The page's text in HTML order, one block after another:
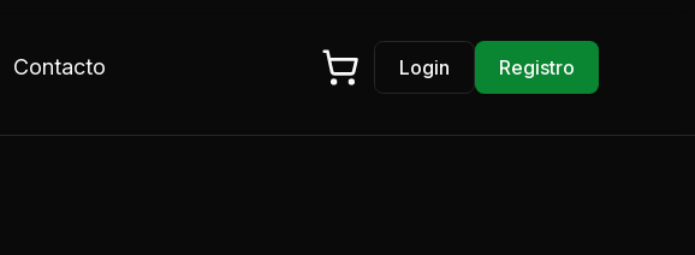
Contacto Login Registro